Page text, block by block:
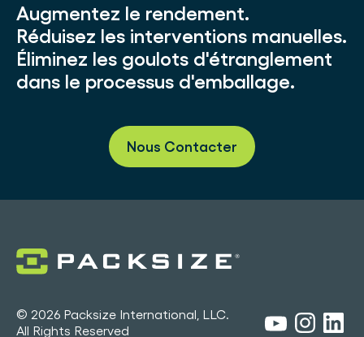
Augmentez le rendement.
Réduisez les interventions manuelles.
Éliminez les goulots d'étranglement
dans le processus d'emballage.
Nous Contacter
© 2026 Packsize International, LLC.
All Rights Reserved